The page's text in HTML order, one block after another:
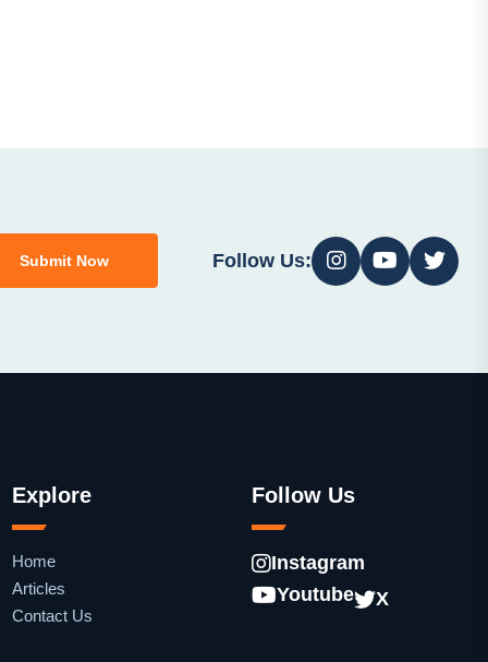
Submit Now Follow Us:
Explore
Home
Articles
Contact Us
Follow Us
Instagram
Youtube
X